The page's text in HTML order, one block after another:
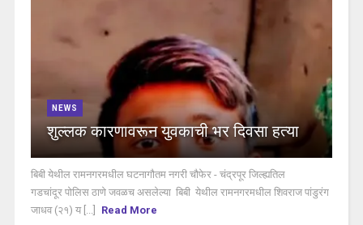
NEWS
शुल्लक कारणावरून युवकाची भर दिवसा हत्या
बिबी येथील रामनगरमधील घटनागौतम नगरी चौफेर - चंद्रपूर जिल्ह्यतिल
गडचांदूर पोलिस ठाणे जवळच असलेल्या बिबी येथील रामनगरमधील शिवराज पांडुरंग
जाधव (२१) य [...]
Read More